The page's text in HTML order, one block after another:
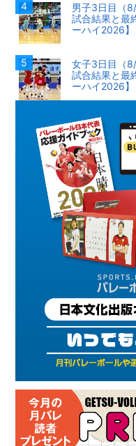
男子3日目（
試合結果と最
ーハイ2026】
女子3日目（
試合結果と最
ーハイ2026】